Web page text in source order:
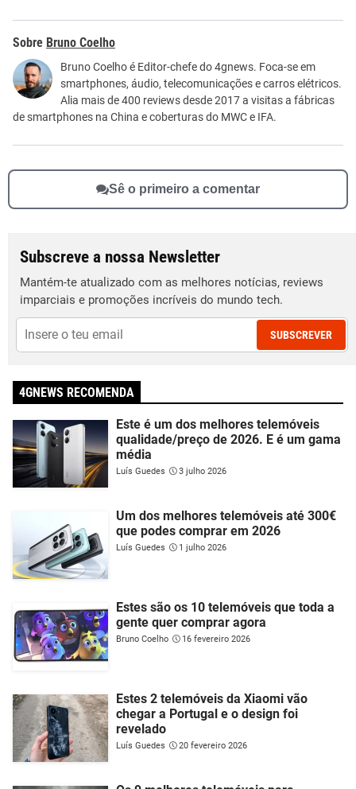
Este conteúdo não tem a informação que procuro
Outro
Bruno Coelho
Bruno Coelho é Editor-chefe do 4gnews. Foca-se em
smartphones, áudio, telecomunicações e carros elétricos.
Alia mais de 400 reviews desde 2017 a visitas a fábricas
de smartphones na China e coberturas do MWC e IFA.
Sê o primeiro a comentar
Subscreve a nossa Newsletter
Mantém-te atualizado com as melhores notícias, reviews
imparciais e promoções incríveis do mundo tech.
SUBSCREVER
4GNEWS RECOMENDA
Este é um dos melhores telemóveis
qualidade/preço de 2026. E é um gama
média
Luís Guedes 3 julho 2026
Um dos melhores telemóveis até 300€
que podes comprar em 2026
Luís Guedes 1 julho 2026
Estes são os 10 telemóveis que toda a
gente quer comprar agora
Bruno Coelho 16 fevereiro 2026
Estes 2 telemóveis da Xiaomi vão
chegar a Portugal e o design foi
revelado
Luís Guedes 20 fevereiro 2026